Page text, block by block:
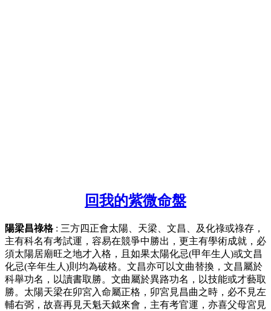
回我的紫微命盤
陽梁昌祿格: 三方四正會太陽、天梁、文昌、及化祿或祿存，
主有科名有考試運，容易在競爭中勝出，更主有學術成就，必
須太陽居廟旺之地才入格，且如果太陽化忌(甲年生人)或文昌
化忌(辛年生人)則均為破格。文昌亦可以文曲替換，文昌屬於
科舉功名，以讀書取勝。文曲屬於異路功名，以技能或才藝取
勝。太陽天梁在卯宮入命屬正格，卯宮見昌曲之時，必不見左
輔右弼，故喜再見天魁天鉞來會，主有考官運，亦喜父母宮見